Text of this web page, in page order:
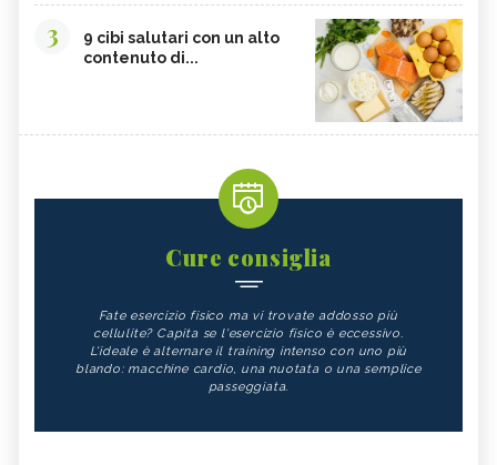
3
9 cibi salutari con un alto
contenuto di...
Cure consiglia
Fate esercizio fisico ma vi trovate addosso più
cellulite? Capita se l'esercizio fisico è eccessivo.
L'ideale è alternare il training intenso con uno più
blando: macchine cardio, una nuotata o una semplice
passeggiata.